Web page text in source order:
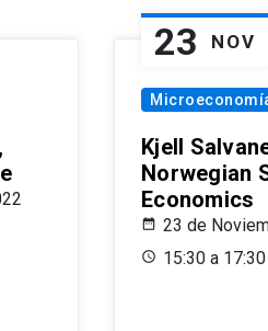
23 NOV
Kjell
Norwegian
Economics
23 de
15:30 a 17:30